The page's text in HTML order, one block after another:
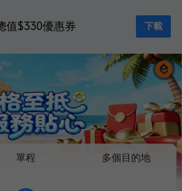
值$330優惠券 下載
單程 多個目的地